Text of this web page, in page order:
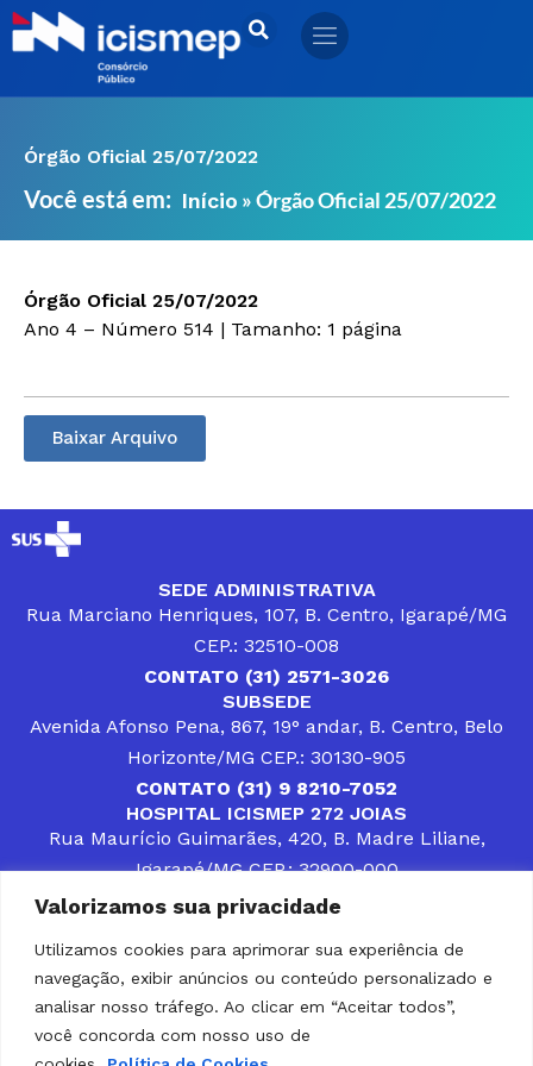
Valorizamos sua privacidade
Utilizamos cookies para aprimorar sua experiência de
navegação, exibir anúncios ou conteúdo personalizado e
analisar nosso tráfego. Ao clicar em “Aceitar todos”,
você concorda com nosso uso de
Ir
para
Órgão Oficial 25/07/2022
Você está em: Início »Órgão Oficial 25/07/2022
Órgão Oficial 25/07/2022
Ano 4 – Número 514 | Tamanho: 1 página
Baixar Arquivo
SEDE ADMINISTRATIVA
Rua Marciano Henriques, 107, B. Centro, Igarapé/MG
CEP.: 32510-008
CONTATO (31) 2571-3026
SUBSEDE
Avenida Afonso Pena, 867, 19° andar, B. Centro, Belo
Horizonte/MG CEP.: 30130-905
CONTATO (31) 9 8210-7052
HOSPITAL ICISMEP 272 JOIAS
Rua Maurício Guimarães, 420, B. Madre Liliane,
Igarapé/MG CEP.: 32900-000
CONTATOS (31) 3512-4400 ou (31) 9 8309-8660
DESENVOLVER SOLUÇÕES, AÇÕES E SERVIÇOS
PÚBLICOS QUE COMPLEMENTEM A ASSISTÊNCIA À
POPULAÇÃO DA REGIÃO EM QUE ATUA, SENDO
PARCEIRO DOS MUNICÍPIOS CONSORCIADOS NA
SOLUÇÃO DE DIFICULDADES ENFRENTADAS POR
GESTORES MUNICIPAIS, É O COMPROMISSO DO
ICISMEP.